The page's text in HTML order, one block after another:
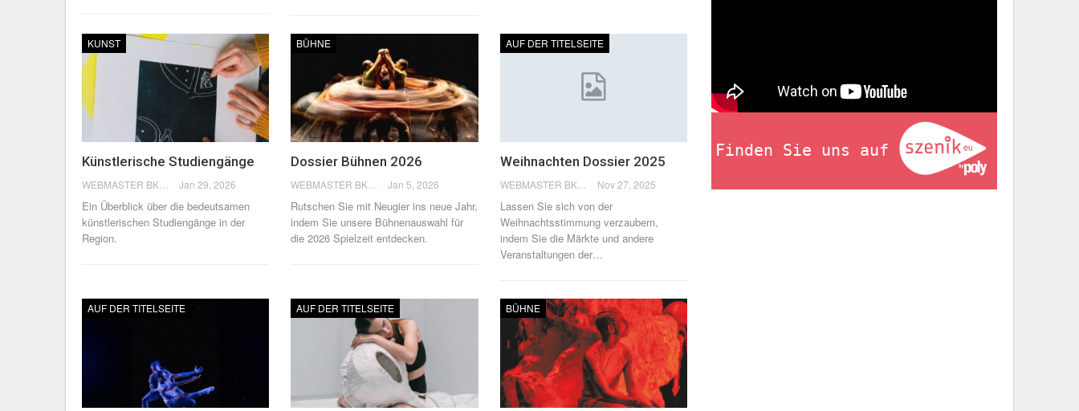
KUNST
Künstlerische Studiengänge
Jan 29, 2026
Ein Überblick über die bedeutsamen
künstlerischen Studiengänge in der
Region.
BÜHNE
Dossier Bühnen 2026
Jan 5, 2026
Rutschen Sie mit Neugier ins neue Jahr,
indem Sie unsere Bühnenauswahl für
die 2026 Spielzeit entdecken.
AUF DER TITELSEITE
Weihnachten Dossier 2025
WEBMASTER BKN Nov 27, 2025
Lassen Sie sich von der
Weihnachtsstimmung verzaubern,
indem Sie die Märkte und andere
Veranstaltungen der…
AUF DER TITELSEITE AUF DER TITELSEITE BÜHNE
Finden Sie uns auf